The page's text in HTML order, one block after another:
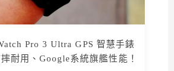
Pro 3 Ultra GPS 智慧手錶
耐用、Google系統旗艦性能！